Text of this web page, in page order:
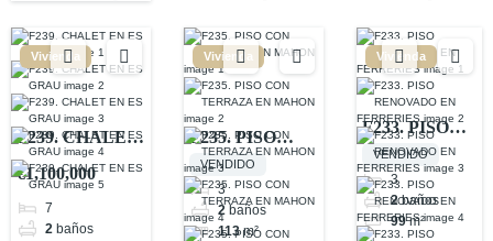
Vivienda
F239. CHALET
EN ES GRAU
€1,100,000
7
2 baños
Vivienda
F235. PISO
CON
TERRAZA EN
MAHON
VENDIDO
3
2 baños
113 m²
Vivienda
F233. PISO
RENOVADO
EN
FERRERIES
VENDIDO
3
2 baños
99 m²